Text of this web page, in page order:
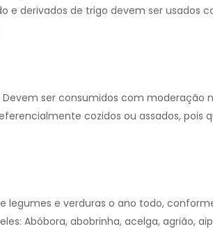
e derivados de trigo devem ser usados
ser consumidos com moderação
cozidos ou assados, pois
legumes e verduras o ano todo,
Abóbora, abobrinha, acelga, agrião,